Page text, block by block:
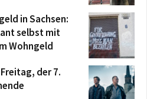
in Sachsen:
selbst mit
Wohngeld
der 7.